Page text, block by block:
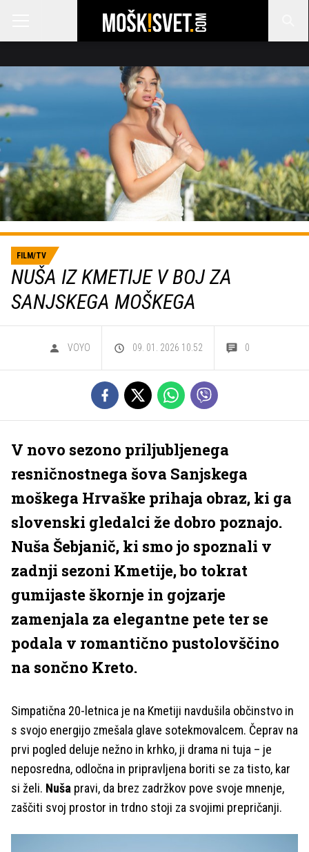
FILM/TV
NUŠA IZ KMETIJE V BOJ ZA
SANJSKEGA MOŠKEGA
VOYO 09. 01. 2026 10.52 0
V novo sezono priljubljenega
resničnostnega šova Sanjskega
moškega Hrvaške prihaja obraz, ki ga
slovenski gledalci že dobro poznajo.
Nuša Šebjanič, ki smo jo spoznali v
zadnji sezoni Kmetije, bo tokrat
gumijaste škornje in gojzarje
zamenjala za elegantne pete ter se
podala v romantično pustolovščino
na sončno Kreto.
Simpatična 20-letnica je na Kmetiji navdušila občinstvo in
s svojo energijo zmešala glave sotekmovalcem. Čeprav na
prvi pogled deluje nežno in krhko, ji drama ni tuja – je
neposredna, odločna in pripravljena boriti se za tisto, kar
si želi. Nuša pravi, da brez zadržkov pove svoje mnenje,
zaščiti svoj prostor in trdno stoji za svojimi prepričanji.